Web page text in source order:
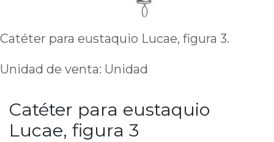
Catéter para eustaquio Lucae, figura 3.
Unidad de venta: Unidad
Catéter para eustaquio
Lucae, figura 3